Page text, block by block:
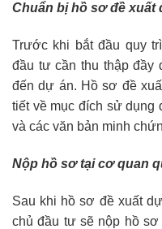
Chuẩn bị hồ sơ đề xuất
Trước khi bắt đầu quy
đầu tư cần thu thập đầy
đến dự án. Hồ sơ đề
tiết về mục đích sử dụng
và các văn bản minh
Nộp hồ sơ tại cơ quan
Sau khi hồ sơ đề xuất
chủ đầu tư sẽ nộp hồ